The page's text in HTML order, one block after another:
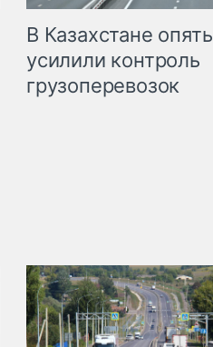
В Казахстане опять
усилили контроль
грузоперевозок